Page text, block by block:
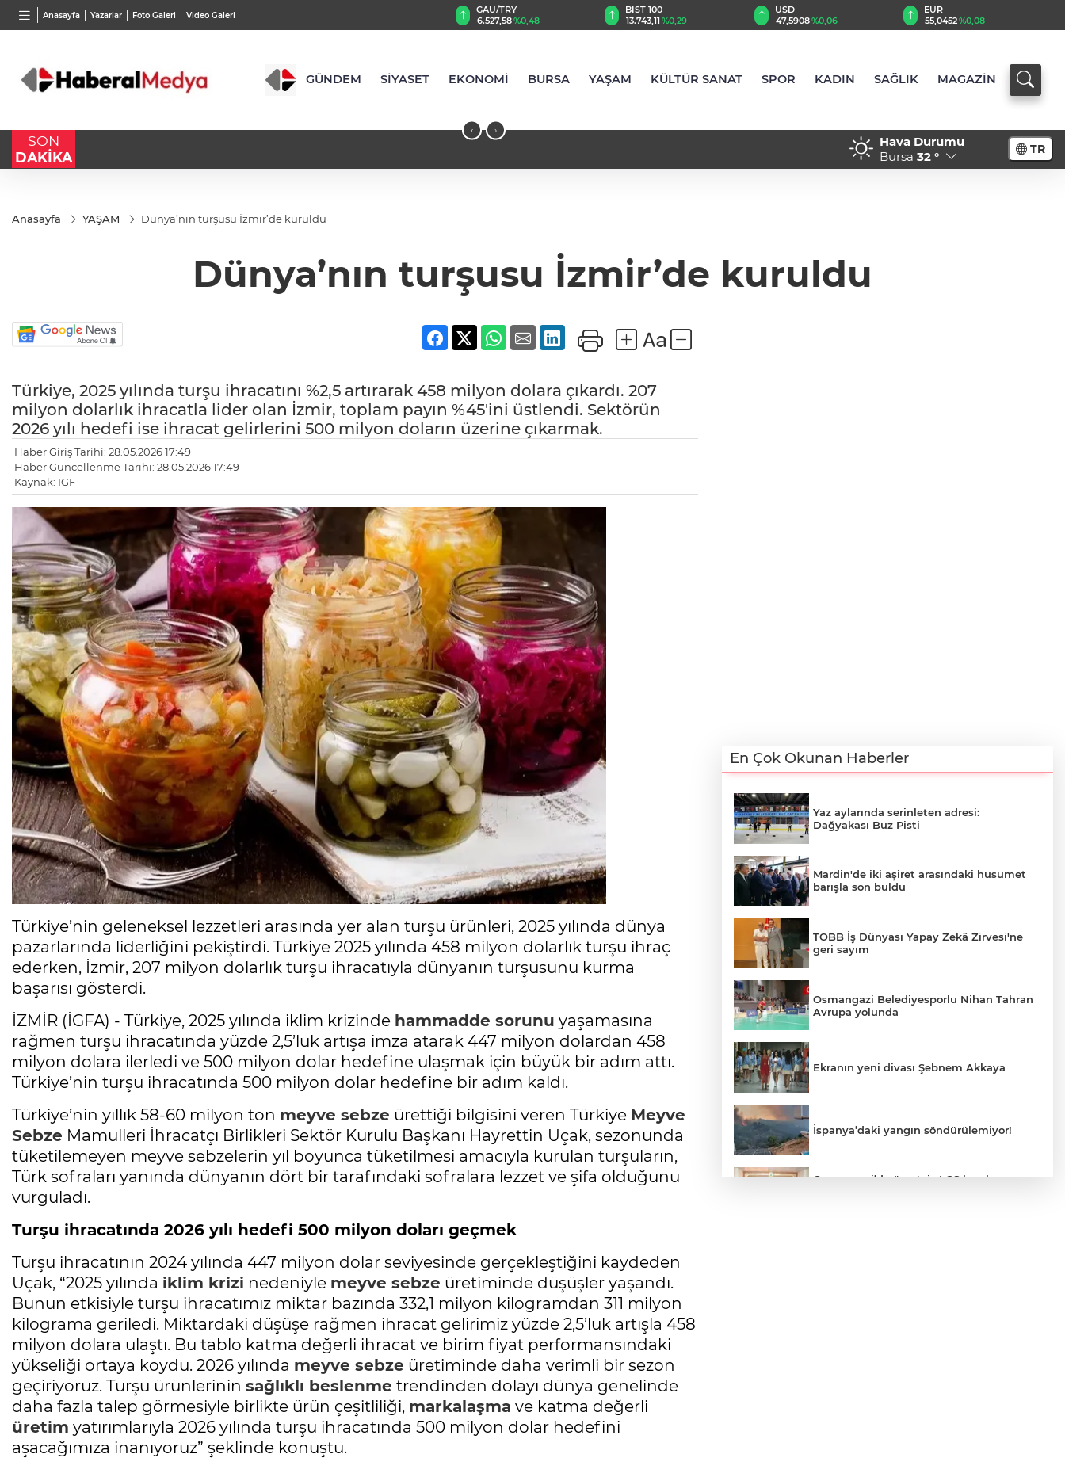
Anasayfa Yazarlar Foto Galeri Video Galeri
BGN
28,0626%0,37
VND
0,0018%0,27
BIST 100
13.743,11%0,29
USD
47,5908 %0,06
EUR
55,0452 %0,08
GBP
64,2646%0,28
GÜNDEM SİYASET EKONOMİ BURSA YAŞAM KÜLTÜR SANAT SPOR KADIN SAĞLIK MAGAZİN
SON
DAKİKA
‹ ›
Hava Durumu
Bursa 32 ° TR
Anasayfa YAŞAM Dünya’nın turşusu İzmir’de kuruldu
Dünya’nın turşusu İzmir’de kuruldu
Türkiye, 2025 yılında turşu ihracatını %2,5 artırarak 458 milyon dolara çıkardı. 207
milyon dolarlık ihracatla lider olan İzmir, toplam payın %45'ini üstlendi. Sektörün
2026 yılı hedefi ise ihracat gelirlerini 500 milyon doların üzerine çıkarmak.
Haber Giriş Tarihi: 28.05.2026 17:49
Haber Güncellenme Tarihi: 28.05.2026 17:49
Kaynak: IGF
Türkiye’nin geleneksel lezzetleri arasında yer alan turşu ürünleri, 2025 yılında dünya
pazarlarında liderliğini pekiştirdi. Türkiye 2025 yılında 458 milyon dolarlık turşu ihraç
ederken, İzmir, 207 milyon dolarlık turşu ihracatıyla dünyanın turşusunu kurma
başarısı gösterdi.
İZMİR (İGFA) - Türkiye, 2025 yılında iklim krizinde hammadde sorunu yaşamasına
rağmen turşu ihracatında yüzde 2,5’luk artışa imza atarak 447 milyon dolardan 458
milyon dolara ilerledi ve 500 milyon dolar hedefine ulaşmak için büyük bir adım attı.
Türkiye’nin turşu ihracatında 500 milyon dolar hedefine bir adım kaldı.
Türkiye’nin yıllık 58-60 milyon ton meyve sebze ürettiği bilgisini veren Türkiye Meyve
Sebze Mamulleri İhracatçı Birlikleri Sektör Kurulu Başkanı Hayrettin Uçak, sezonunda
tüketilemeyen meyve sebzelerin yıl boyunca tüketilmesi amacıyla kurulan turşuların,
Türk sofraları yanında dünyanın dört bir tarafındaki sofralara lezzet ve şifa olduğunu
vurguladı.
Turşu ihracatında 2026 yılı hedefi 500 milyon doları geçmek
Turşu ihracatının 2024 yılında 447 milyon dolar seviyesinde gerçekleştiğini kaydeden
Uçak, “2025 yılında iklim krizi nedeniyle meyve sebze üretiminde düşüşler yaşandı.
Bunun etkisiyle turşu ihracatımız miktar bazında 332,1 milyon kilogramdan 311 milyon
kilograma geriledi. Miktardaki düşüşe rağmen ihracat gelirimiz yüzde 2,5’luk artışla 458
milyon dolara ulaştı. Bu tablo katma değerli ihracat ve birim fiyat performansındaki
yükseliği ortaya koydu. 2026 yılında meyve sebze üretiminde daha verimli bir sezon
geçiriyoruz. Turşu ürünlerinin sağlıklı beslenme trendinden dolayı dünya genelinde
daha fazla talep görmesiyle birlikte ürün çeşitliliği, markalaşma ve katma değerli
üretim yatırımlarıyla 2026 yılında turşu ihracatında 500 milyon dolar hedefini
aşacağımıza inanıyoruz” şeklinde konuştu.
En Çok Okunan Haberler
Yaz aylarında serinleten adresi:
Dağyakası Buz Pisti
Mardin'de iki aşiret arasındaki husumet
barışla son buldu
TOBB İş Dünyası Yapay Zekâ Zirvesi'ne
geri sayım
Osmangazi Belediyesporlu Nihan Tahran
Avrupa yolunda
Ekranın yeni divası Şebnem Akkaya
İspanya’daki yangın söndürülemiyor!
Osmangazi’de ücretsiz LGS kurslarının